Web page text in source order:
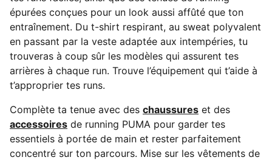
épurées conçues pour un look aussi affûté que ton
entraînement. Du t-shirt respirant, au sweat polyvalent
en passant par la veste adaptée aux intempéries, tu
trouveras à coup sûr les modèles qui assurent tes
arrières à chaque run. Trouve l’équipement qui t’aide à
t’approprier tes runs.
Complète ta tenue avec des chaussures et des
accessoires de running PUMA pour garder tes
essentiels à portée de main et rester parfaitement
concentré sur ton parcours. Mise sur les vêtements de